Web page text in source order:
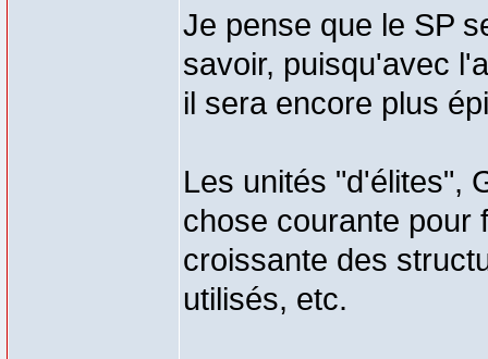
Je pense que le SP
savoir, puisqu'avec
il sera encore plus
Les unités "d'élites",
chose courante pour
croissante des
utilisés, etc.